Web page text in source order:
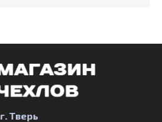
г. Тверь